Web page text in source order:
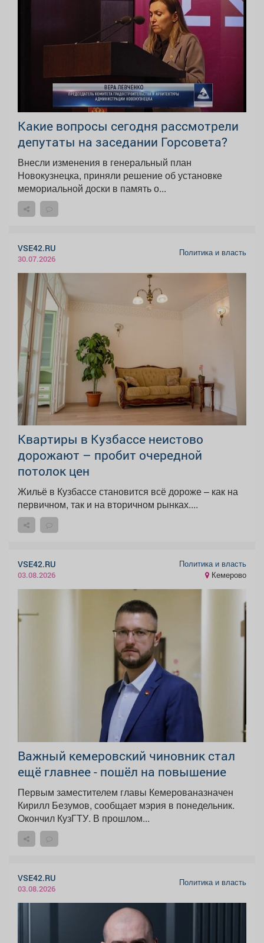
Какие вопросы сегодня рассмотрели
депутаты на заседании Горсовета?
Внесли изменения в генеральный план
Новокузнецка, приняли решение об установке
мемориальной доски в память о...
VSE42.RU
30.07.2026
Политика и власть
Квартиры в Кузбассе неистово
дорожают – пробит очередной
потолок цен
Жильё в Кузбассе становится всё дороже – как на
первичном, так и на вторичном рынках....
VSE42.RU
03.08.2026
Политика и власть
Кемерово
Важный кемеровский чиновник стал
ещё главнее - пошёл на повышение
Первым заместителем главы Кемерованазначен
Кирилл Безумов, сообщает мэрия в понедельник.
Окончил КузГТУ. В прошлом...
VSE42.RU
03.08.2026
Политика и власть